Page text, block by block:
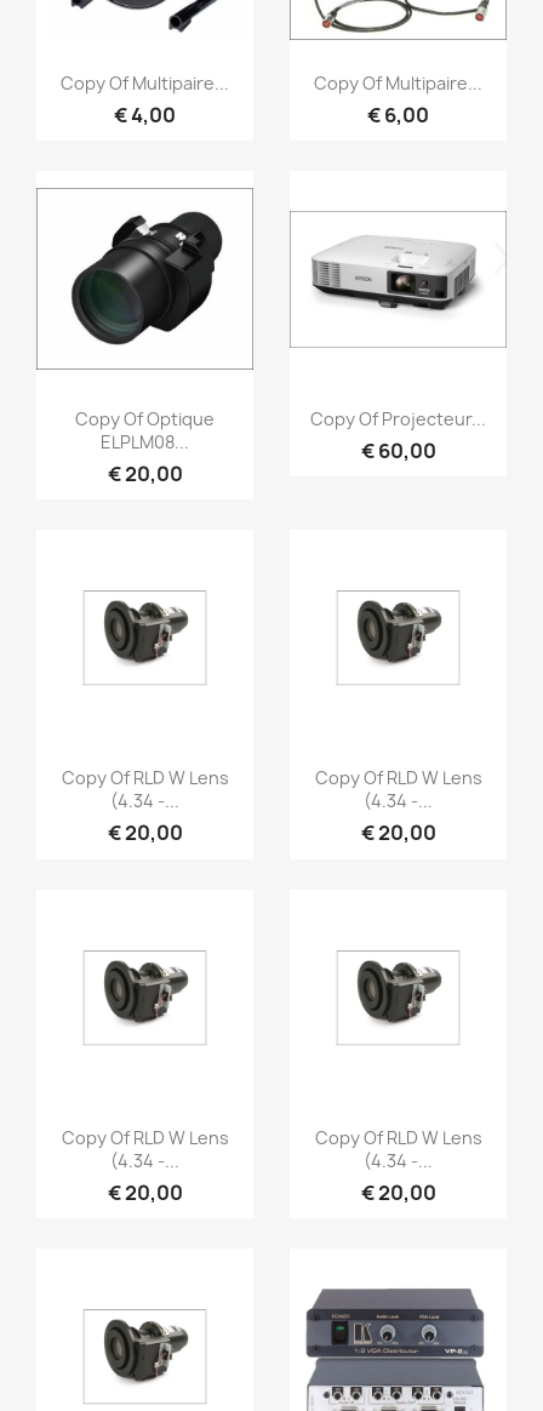
Snel bekijken
Copy Of Multipaire...
€ 4,00
Snel bekijken
Copy Of Multipaire...
€ 6,00
Snel bekijken
Copy Of Optique
ELPLM08...
€ 20,00
Snel bekijken
Copy Of Projecteur...
€ 60,00
Snel bekijken
Copy Of RLD W Lens
(4.34 -...
€ 20,00
Snel bekijken
Copy Of RLD W Lens
(4.34 -...
€ 20,00
Snel bekijken
Copy Of RLD W Lens
(4.34 -...
€ 20,00
Snel bekijken
Copy Of RLD W Lens
(4.34 -...
€ 20,00